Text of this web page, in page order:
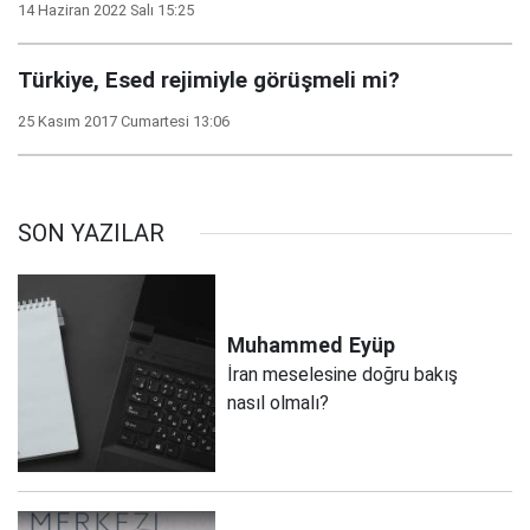
14 Haziran 2022 Salı 15:25
Türkiye, Esed rejimiyle görüşmeli mi?
25 Kasım 2017 Cumartesi 13:06
SON YAZILAR
Muhammed Eyüp
İran meselesine doğru bakış
nasıl olmalı?